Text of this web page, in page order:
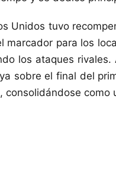
Unidos tuvo
marcador para los
los ataques
sobre el final del
como